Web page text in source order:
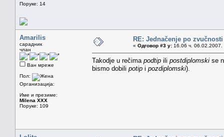
Поруке: 14
Amarilis
сарадник
члан
Ван мреже
Пол:
Организација:
Име и презиме:
Milena XXX
Поруке: 109
RE: Jednačenje po zvučnosti
« Одговор #3 у: 16.06 ч. 06.02.2007.
Takodje u rečima podtip ili postdiplomski se
bismo dobili potip i pozdiplomski).